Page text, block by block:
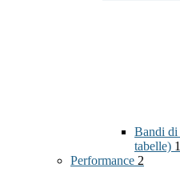
Bandi di
tabelle)
Performance 2